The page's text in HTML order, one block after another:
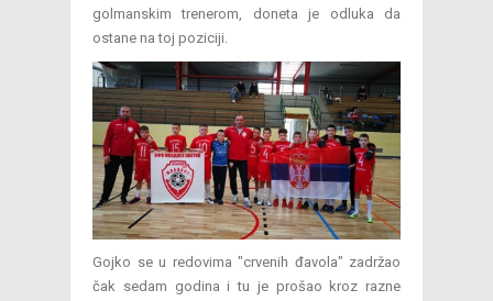
golmanskim trenerom, doneta je odluka da
ostane na toj poziciji.
Gojko se u redovima "crvenih đavola" zadržao
čak sedam godina i tu je prošao kroz razne